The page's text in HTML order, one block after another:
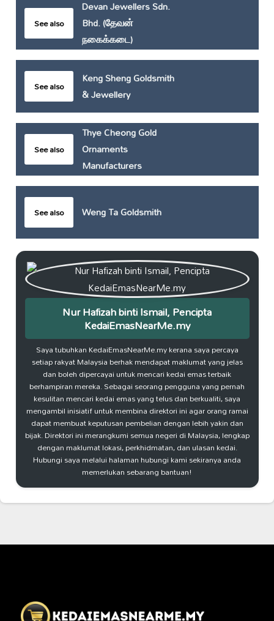
See also
Devan Jewellers Sdn.
Bhd. (தேவன்
நகைக்கடை)
See also
Keng Sheng Goldsmith
& Jewellery
See also
Thye Cheong Gold
Ornaments
Manufacturers
See also Weng Ta Goldsmith
Nur Hafizah binti Ismail, Pencipta
KedaiEmasNearMe.my
Saya tubuhkan KedaiEmasNearMe.my kerana saya percaya
setiap rakyat Malaysia berhak mendapat maklumat yang jelas
dan boleh dipercayai untuk mencari kedai emas terbaik
berhampiran mereka. Sebagai seorang pengguna yang pernah
kesulitan mencari kedai emas yang telus dan berkualiti, saya
mengambil inisiatif untuk membina direktori ini agar orang ramai
dapat membuat keputusan pembelian dengan lebih yakin dan
bijak. Direktori ini merangkumi semua negeri di Malaysia, lengkap
dengan maklumat lokasi, perkhidmatan, dan ulasan kedai.
Hubungi saya melalui halaman hubungi kami sekiranya anda
memerlukan sebarang bantuan!